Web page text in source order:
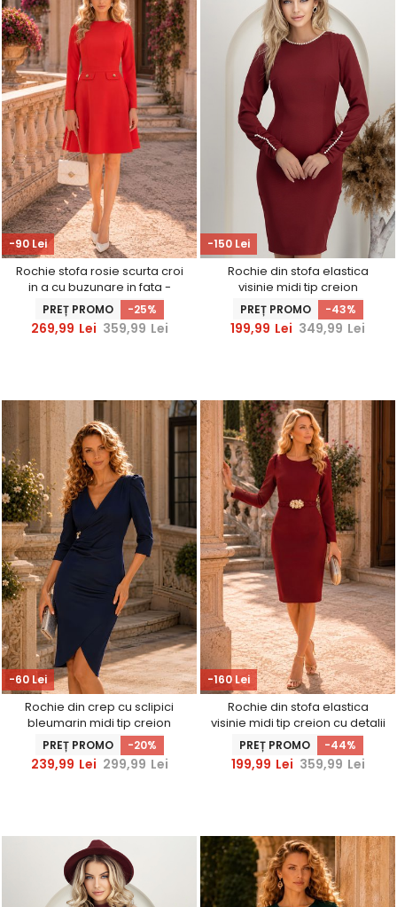
-90 Lei
Rochie stofa rosie scurta croi
in a cu buzunare in fata -
StarShinerS
PREȚ PROMO -25%
269,99 Lei 359,99 Lei
-150 Lei
Rochie din stofa elastica
visinie midi tip creion
accesorizata cu perle -
StarShinerS
PREȚ PROMO -43%
199,99 Lei 349,99 Lei
-60 Lei
Rochie din crep cu sclipici
bleumarin midi tip creion
accesorizata cu brosa si
decolteu petrecut -
StarShinerS
PREȚ PROMO -20%
239,99 Lei 299,99 Lei
-160 Lei
Rochie din stofa elastica
visinie midi tip creion cu detalii
impletite la umeri si curea -
StarShinerS
PREȚ PROMO -44%
199,99 Lei 359,99 Lei